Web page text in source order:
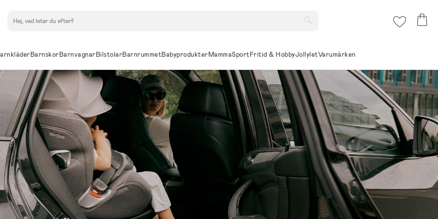
BarnskorBarnvagnarBilstolarBarnrummetBabyprodukterMammaSportFritid & HobbyJollyletVarumärken